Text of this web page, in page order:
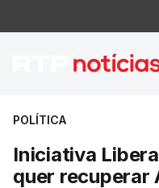
Iniciativa
POLÍTICA
Iniciativa
quer recuperar